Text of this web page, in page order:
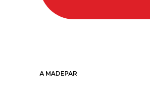
A MADEPAR